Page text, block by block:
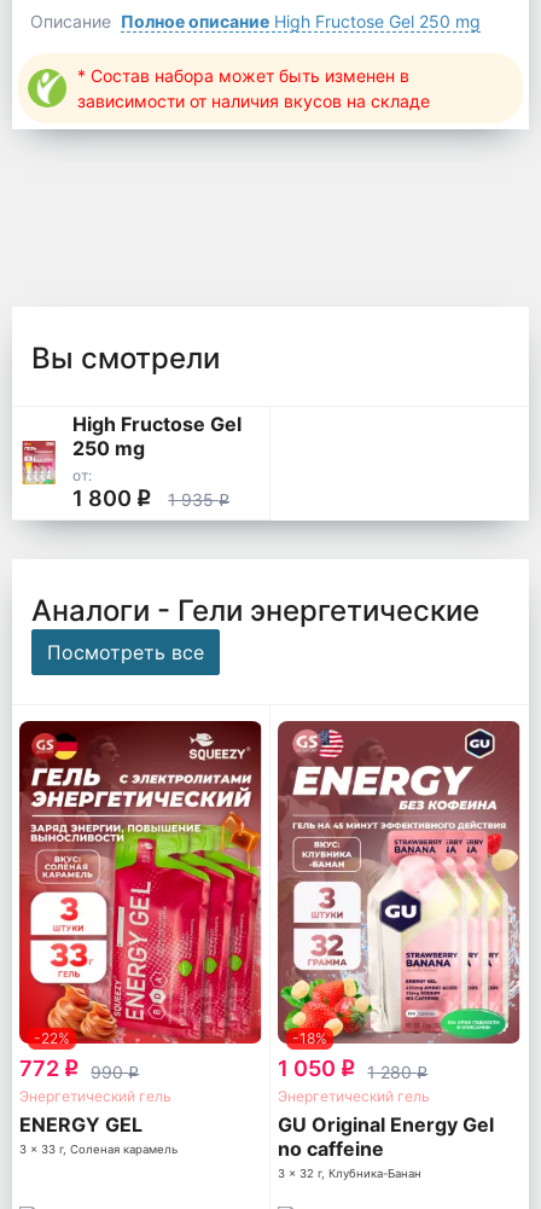
Описание Полное описаниеHigh Fructose Gel 250 mg
* Состав набора может быть изменен в
зависимости от наличия вкусов на складе
Вы смотрели
High Fructose Gel
250 mg
от:
1 800 q 1 935q
Аналоги - Гели энергетические
Посмотреть все
-22%
772 q 990q
Энергетический гель
ENERGY GEL
3 x 33 г, Соленая карамель
-18%
1 050 q 1 280q
Энергетический гель
GU Original Energy Gel
no caffeine
3 x 32 г, Клубника-Банан